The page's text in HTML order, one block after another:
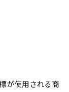
が使用される商